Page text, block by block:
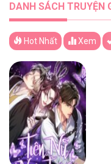
DANH SÁCH TRUYỆN GIRL
Hot Nhất Xem